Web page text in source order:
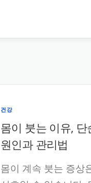
건강
몸이 붓는 이유,
원인과 관리법
몸이 계속 붓는 증상